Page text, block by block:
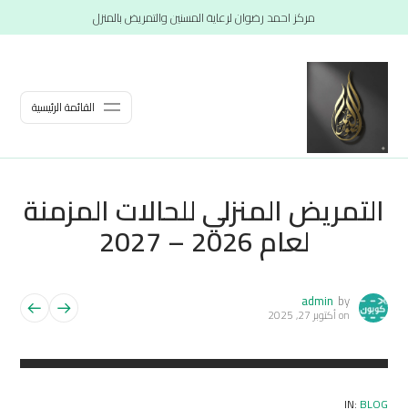
مركز احمد رضوان لرعاية المسنين والتمريض بالمنزل
القائمة الرئيسية
التمريض المنزلي للحالات المزمنة
لعام 2026 – 2027
by
admin
onأكتوبر 27, 2025
IN: BLOG